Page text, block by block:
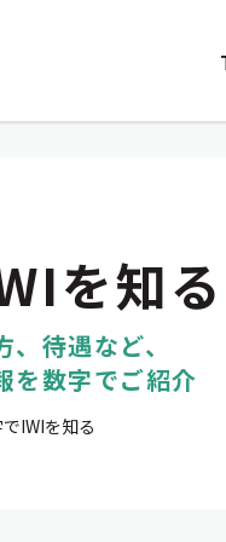
を知る
待遇など、
を数字でご紹介
IWIを知る